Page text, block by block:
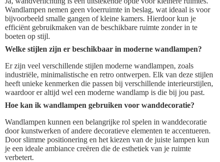
Wandlampen nemen geen vloerruimte in beslag, wat ideaal is voor
bijvoorbeeld smalle gangen of kleine kamers. Hierdoor kun je
efficiënt gebruikmaken van de beschikbare ruimte zonder in te
boeten op stijl.
Welke stijlen zijn er beschikbaar in moderne wandlampen?
Er zijn veel verschillende stijlen moderne wandlampen, zoals
industriële, minimalistische en retro ontwerpen. Elk van deze stijlen
heeft unieke kenmerken die passen bij verschillende interieurstijlen,
waardoor er altijd wel een moderne wandlamp is die bij jou past.
Hoe kan ik wandlampen gebruiken voor wanddecoratie?
Wandlampen kunnen een belangrijke rol spelen in wanddecoratie
door kunstwerken of andere decoratieve elementen te accentueren.
Door slimme positionering en het kiezen van de juiste lampen kun
je een ideale ambiance creëren die de esthetiek van je ruimte
verbetert.